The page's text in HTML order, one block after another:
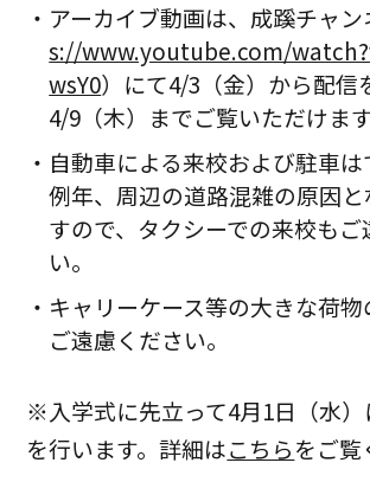
アーカイブ動画は、成蹊チャン
s://www.youtube.com/
wsY0）にて4/3（金）から配信
4/9（木）までご覧いただけま
自動車による来校および駐車は
例年、周辺の道路混雑の原因と
すので、タクシーでの来校もご
い。
キャリーケース等の大きな荷
ご遠慮ください。
※入学式に先立って4月1日（水
を行います。詳細はこちらをご覧